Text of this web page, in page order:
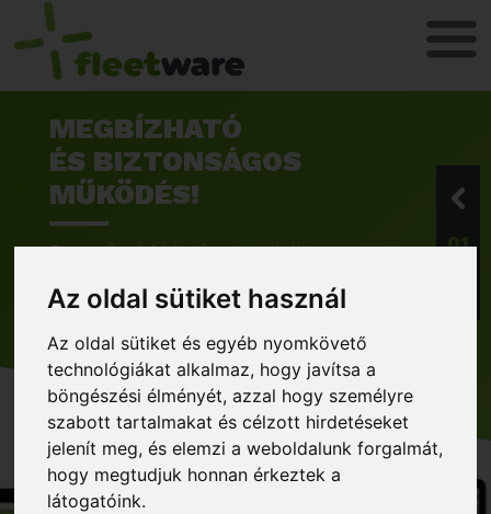
Az oldal sütiket használ
Az oldal sütiket és egyéb nyomkövető
technológiákat alkalmaz, hogy javítsa a
böngészési élményét, azzal hogy személyre
szabott tartalmakat és célzott hirdetéseket
jelenít meg, és elemzi a weboldalunk forgalmát,
hogy megtudjuk honnan érkeztek a
látogatóink.
01
MEGBÍZHATÓ
ÉS BIZTONSÁGOS
MŰKÖDÉS!
Egyszerűen lekérhető automatizált